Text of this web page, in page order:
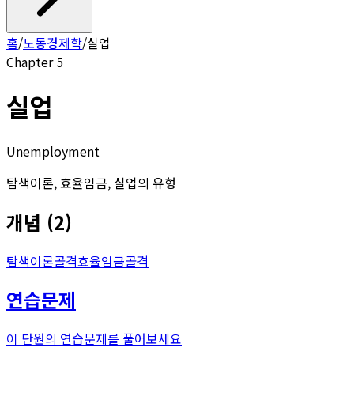
홈/노동경제학/실업
Chapter5
실업
Unemployment
탐색이론, 효율임금, 실업의 유형
개념 (2)
탐색이론골격효율임금골격
연습문제
이 단원의 연습문제를 풀어보세요